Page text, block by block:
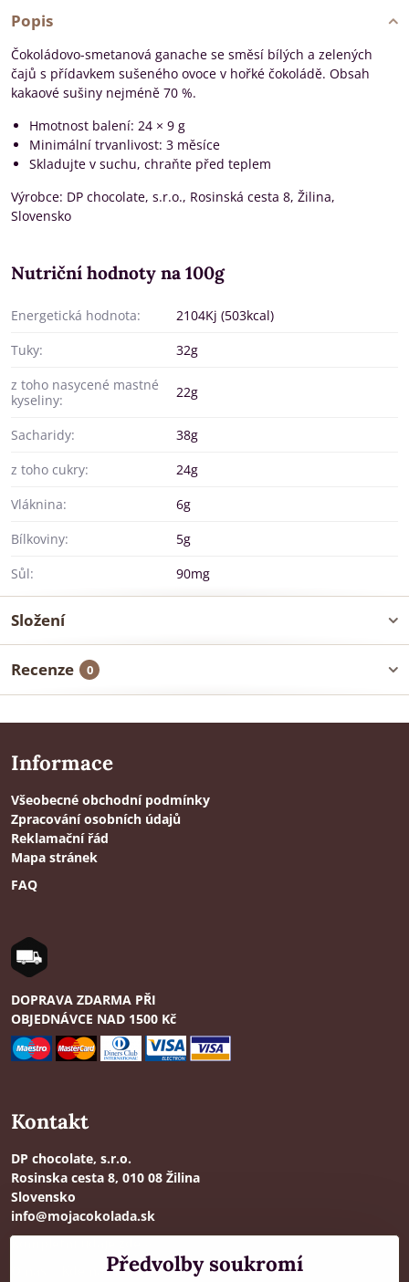
Popis
Čokoládovo-smetanová ganache se směsí bílých a zelených
čajů s přídavkem sušeného ovoce v hořké čokoládě. Obsah
kakaové sušiny nejméně 70 %.
Hmotnost balení: 24 × 9 g
Minimální trvanlivost: 3 měsíce
Skladujte v suchu, chraňte před teplem
Výrobce: DP chocolate, s.r.o., Rosinská cesta 8, Žilina,
Slovensko
Nutriční hodnoty na 100g
Energetická hodnota:
2104Kj (503kcal)
Tuky:
32g
z toho nasycené mastné
kyseliny:
22g
Sacharidy:
38g
z toho cukry:
24g
Vláknina:
6g
Bílkoviny:
5g
Sůl:
90mg
Složení
Recenze 0
Informace
Všeobecné obchodní podmínky
Zpracování osobních údajů
Reklamační řád
Mapa stránek
FAQ
DOPRAVA ZDARMA PŘI
OBJEDNÁVCE NAD 1500 Kč
Kontakt
DP chocolate, s.r.o.
Rosinska cesta 8, 010 08 Žilina
Slovensko
info@mojacokolada.sk
Kde nás najdete
Předvolby soukromí